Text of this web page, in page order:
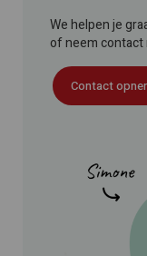
We helpen je
of neem contact
Contact